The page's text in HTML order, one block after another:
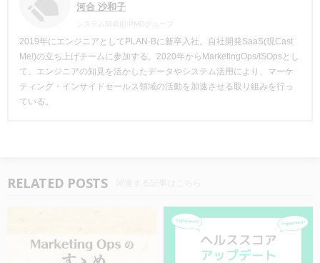
河合 沙和子
システム開発部 PMOグループ
2019年にエンジニアとしてPLAN-Bに新卒入社。自社開発SaaS(現Cast
Me!)の立ち上げチームに参加する。2020年からMarketingOps/ISOpsとし
て、エンジニアの知見を活かしたデータやシステム活用により、マーケ
ティング・インサイドセールス領域の活動を加速させる取り組みを行っ
ている。
RELATED POSTS